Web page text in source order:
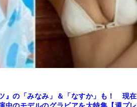
』の「みなみ」＆「なすか」も！ 現在